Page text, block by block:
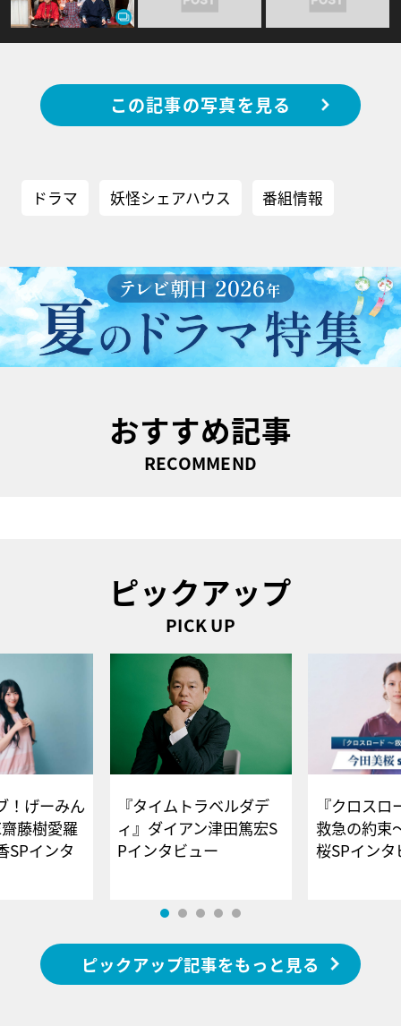
この記事の写真を見る
ドラマ 妖怪シェアハウス 番組情報
おすすめ記事
RECOMMEND
ピックアップ
PICK UP
！げーみん
藤樹愛羅
SPインタ
『タイムトラベルダデ
ィ』ダイアン津田篤宏S
Pインタビュー
『クロス
救急の約束
桜SPイ
ピックアップ記事をもっと見る